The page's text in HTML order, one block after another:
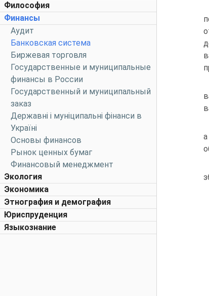
Философия
Финансы
Аудит
Банковская система
Биржевая торговля
Государственные и муниципальные
финансы в России
Государственный и муниципальный
заказ
Державні і муніципальні фінанси в
Україні
Основы финансов
Рынок ценных бумаг
Финансовый менеджмент
Экология
Экономика
Этнография и демография
Юриспруденция
Языкознание